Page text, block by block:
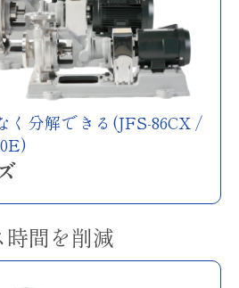
く分解できる(JFS-86CX /
間を削減